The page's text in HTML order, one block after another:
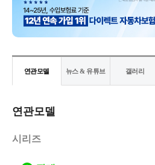
연관모델 뉴스 & 유튜브 갤러리
연관모델
시리즈